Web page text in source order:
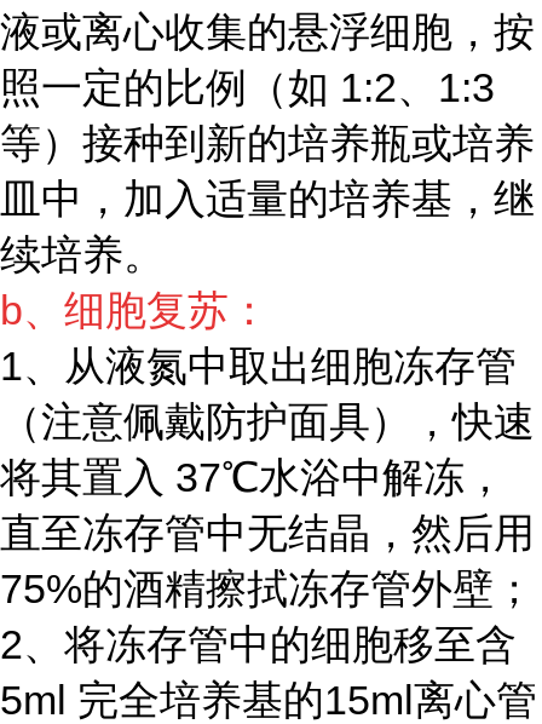
液或离心收集的悬浮细胞，按
照一定的比例（如 1:2、1:3
等）接种到新的培养瓶或培养
皿中，加入适量的培养基，继
续培养。
b、细胞复苏：
1、从液氮中取出细胞冻存管
（注意佩戴防护面具），快速
将其置入 37℃水浴中解冻，
直至冻存管中无结晶，然后用
75%的酒精擦拭冻存管外壁；
2、将冻存管中的细胞移至含
5ml 完全培养基的15ml离心管